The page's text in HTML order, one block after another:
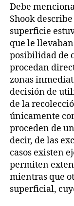
Debe
Shook
superficie
que le
posibilidad de
procedan
zonas
decisión de
de la
únicamente
proceden de
decir, de las
casos existen
permiten
mientras que
superficial,